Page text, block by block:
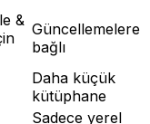
& Güncellemelere
bağlı
Daha küçük
kütüphane
Sadece yerel